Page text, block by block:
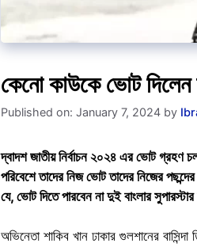
কেনো কাউকে ভোট
Published on: January 7, 2024 by
দ্বাদশ জাতীয় নির্বাচন ২০২৪ এর ভোট
পরিবেশে তাদের নিজ ভোট তাদের নিজের
যে, ভোট দিতে পারবেন না দুই বাংলার
অভিনেতা শাকিব খান ঢাকার গুলশানের